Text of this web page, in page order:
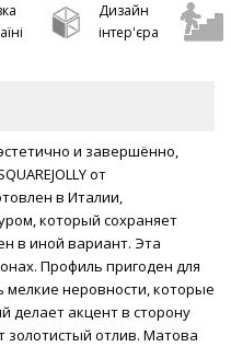
Дизайн
інтер'єра
и завершённо,
от
в Италии,
который сохраняет
в иной вариант. Эта
Профиль пригоден для
мелкие неровности, которые
делает акцент в сторону
золотистый отлив. Матова